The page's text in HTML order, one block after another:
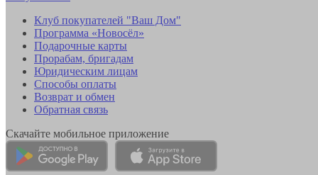
Клуб покупателей "Ваш Дом"
Программа «Новосёл»
Подарочные карты
Прорабам, бригадам
Юридическим лицам
Способы оплаты
Возврат и обмен
Обратная связь
Скачайте мобильное приложение